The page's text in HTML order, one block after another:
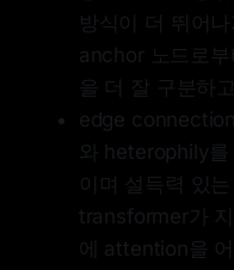
방식이 더 뛰어
anchor 노드로
을 더 잘 구분하
edge
와 heterophily를
이며 설득력 있
transformer가
에 attention을